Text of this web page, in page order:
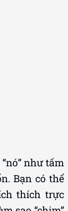
Bạn có thể
thích trực
sao “chim”
bạn tưởng